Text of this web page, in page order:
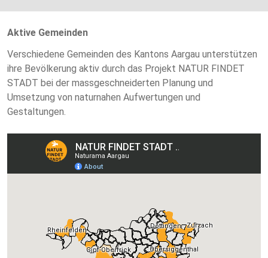
Aktive Gemeinden
Verschiedene Gemeinden des Kantons Aargau unterstützen
ihre Bevölkerung aktiv durch das Projekt NATUR FINDET
STADT bei der massgeschneiderten Planung und
Umsetzung von naturnahen Aufwertungen und
Gestaltungen.